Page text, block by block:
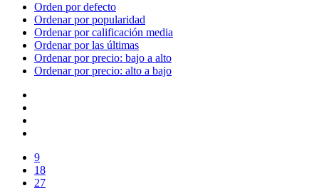
Orden por defecto
Ordenar por popularidad
Ordenar por calificación media
Ordenar por las últimas
Ordenar por precio: bajo a alto
Ordenar por precio: alto a bajo
9
18
27